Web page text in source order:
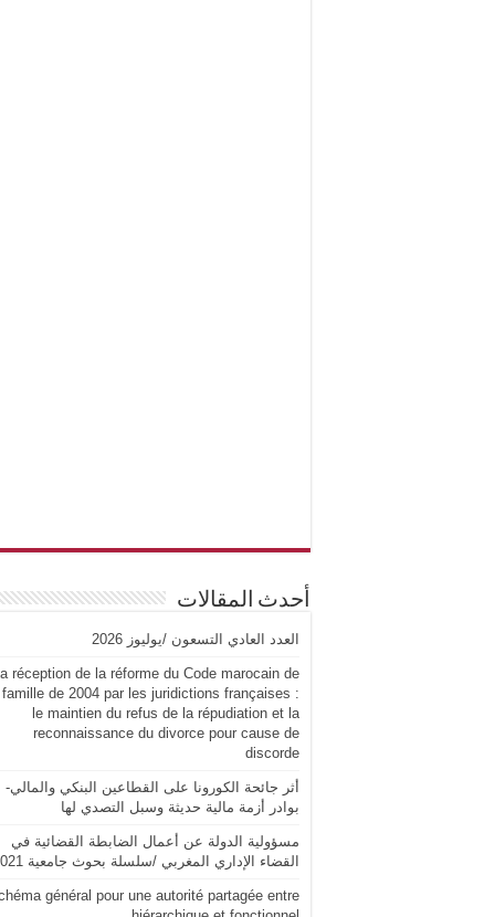
أحدث المقالات
العدد العادي التسعون /يوليوز 2026
La réception de la réforme du Code marocain de
famille de 2004 par les juridictions françaises :
le maintien du refus de la répudiation et la
reconnaissance du divorce pour cause de
discorde
أثر جائحة الكورونا على القطاعين البنكي والمالي-
بوادر أزمة مالية حديثة وسبل التصدي لها
مسؤولية الدولة عن أعمال الضابطة القضائية في
القضاء الإداري المغربي /سلسلة بحوث جامعية 2021
général pour une autorité partagée entre